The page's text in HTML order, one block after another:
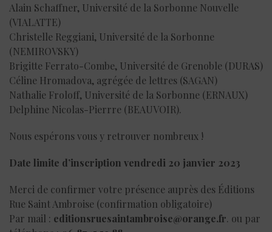
Alain Schaffner, Université de la Sorbonne Nouvelle
(VIALATTE)
Christelle Reggiani, Université de la Sorbonne
(NEMIROVSKY)
Brigitte Ferrato-Combe, Université de Grenoble (DURAS)
Céline Hromadova, agrégée de lettres (SAGAN)
Nathalie Froloff, Université de la Sorbonne (ERNAUX)
Delphine Nicolas-Pierrre (BEAUVOIR).
Nous espérons vous y retrouver nombreux !
Date limite d’inscription vendredi 20 janvier 2023
Merci de confirmer votre présence auprès des Éditions
Rue Saint Ambroise (confirmation obligatoire)
Par mail : editionsruesaintambroise@orange.fr. ou par